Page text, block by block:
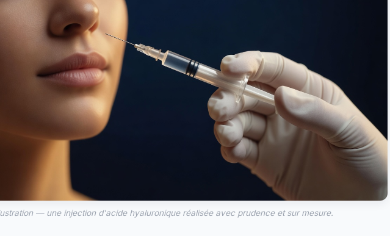
— une injection d'acide hyaluronique réalisée avec prudence et sur mesure.